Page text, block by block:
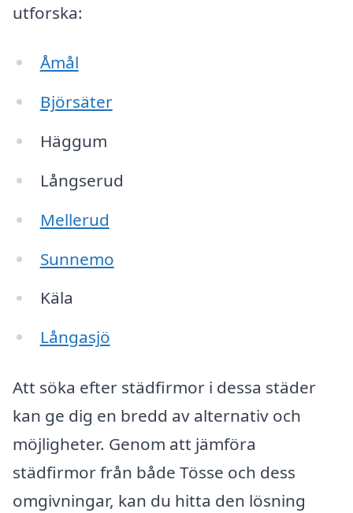
utforska:
Åmål
Björsäter
Häggum
Långserud
Mellerud
Sunnemo
Käla
Långasjö
Att söka efter städfirmor i dessa städer
kan ge dig en bredd av alternativ och
möjligheter. Genom att jämföra
städfirmor från både Tösse och dess
omgivningar, kan du hitta den lösning